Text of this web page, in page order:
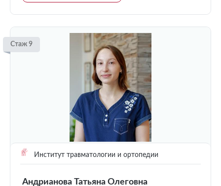
Стаж 9
Институт травматологии и ортопедии
Андрианова Татьяна Олеговна